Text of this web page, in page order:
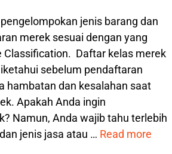
jenis barang dan
merek sesuai dengan yang
Classification. Daftar kelas merek
sebelum pendaftaran
hambatan dan kesalahan saat
Apakah Anda ingin
Namun, Anda wajib tahu terlebih
jenis jasa atau … Read more